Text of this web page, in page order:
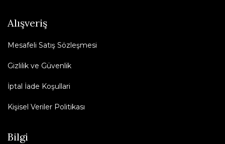
Alışveriş
Mesafeli Satış Sözleşmesi
Gizlilik ve Güvenlik
İptal İade Koşullari
Kişisel Veriler Politikası
Bilgi